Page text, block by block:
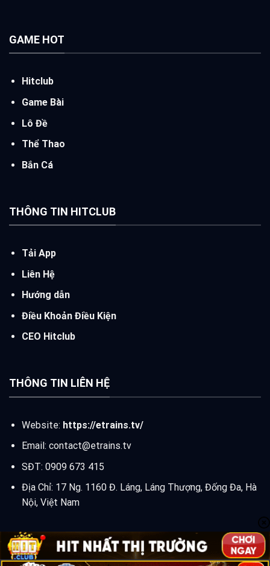
GAME HOT
Hitclub
Game Bài
Lô Đề
Thể Thao
Bắn Cá
THÔNG TIN HITCLUB
Tải App
Liên Hệ
Hướng dẫn
Điều Khoản Điều Kiện
CEO Hitclub
THÔNG TIN LIÊN HỆ
Website: https://etrains.tv/
Email: contact@etrains.tv
SĐT: 0909 673 415
Địa Chỉ: 17 Ng. 1160 Đ. Láng, Láng Thượng, Đống Đa, Hà
Nội, Việt Nam